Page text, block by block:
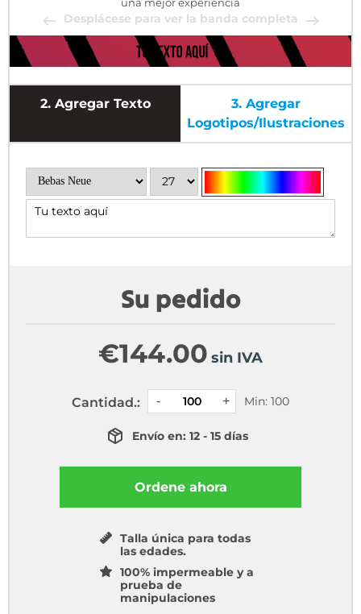
Desplácese para ver la banda completa
2. Agregar Texto 3. Agregar
Logotipos/ilustraciones
Su pedido
€144.00 sin IVA
Cantidad.: Min: 100
Envío en: 12 - 15 días
Ordene ahora
Talla única para todas
las edades.
100% impermeable y a
prueba de
manipulaciones